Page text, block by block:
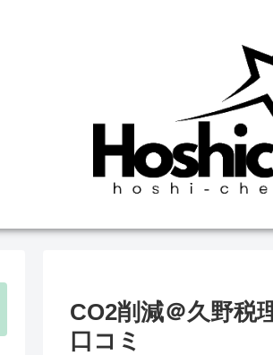
CO2削減＠久野税
口コミ